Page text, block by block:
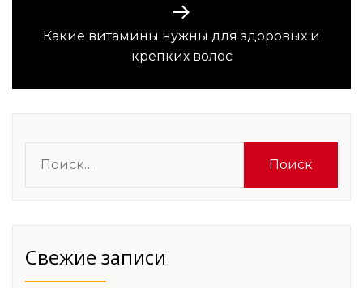
Следующая
запись:
Какие витамины нужны для здоровых и
крепких волос
Свежие записи